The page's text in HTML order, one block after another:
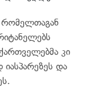
რომელთაგან
კი
და